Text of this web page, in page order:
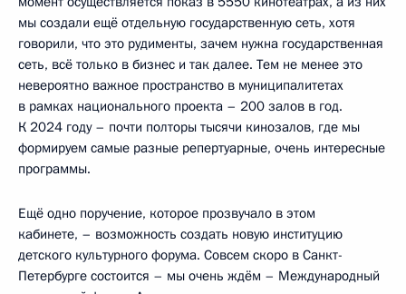
мы создали ещё отдельную государственную сеть, хотя
говорили, что это рудименты, зачем нужна государственная
сеть, всё только в бизнес и так далее. Тем не менее это
невероятно важное пространство в муниципалитетах
в рамках национального проекта – 200 залов в год.
К 2024 году – почти полторы тысячи кинозалов, где мы
формируем самые разные репертуарные, очень интересные
программы.
Ещё одно поручение, которое прозвучало в этом
кабинете, – возможность создать новую институцию
детского культурного форума. Совсем скоро в Санкт-
Петербурге состоится – мы очень ждём – Международный